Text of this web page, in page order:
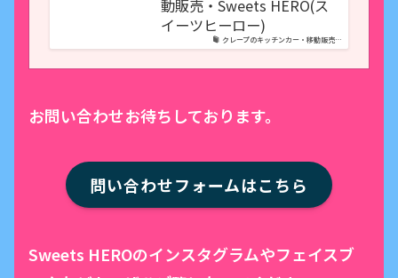
クレープのキッチンカー・移動販売…
動販売・Sweets HERO(ス
イーツヒーロー)
お問い合わせお待ちしております。
問い合わせフォームはこちら
Sweets HEROのインスタグラムやフェイスブ